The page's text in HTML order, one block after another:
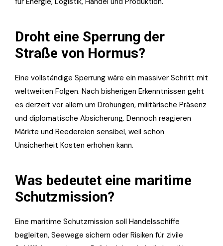
Droht eine Sperrung der
Straße von Hormus?
Eine vollständige Sperrung wäre ein massiver Schritt mit
weltweiten Folgen. Nach bisherigen Erkenntnissen geht
es derzeit vor allem um Drohungen, militärische Präsenz
und diplomatische Absicherung. Dennoch reagieren
Märkte und Reedereien sensibel, weil schon
Unsicherheit Kosten erhöhen kann.
Was bedeutet eine maritime
Schutzmission?
Eine maritime Schutzmission soll Handelsschiffe
begleiten, Seewege sichern oder Risiken für zivile